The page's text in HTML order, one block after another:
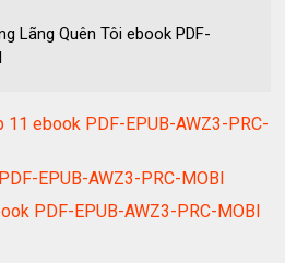
Lãng Quên Tôi ebook PDF-
ebook PDF-EPUB-AWZ3-PRC-
EPUB-AWZ3-PRC-MOBI
PDF-EPUB-AWZ3-PRC-MOBI